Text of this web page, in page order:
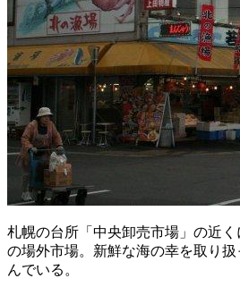
札幌の台所「中央卸売市場」の近
の場外市場。新鮮な海の幸を取り
んでいる。